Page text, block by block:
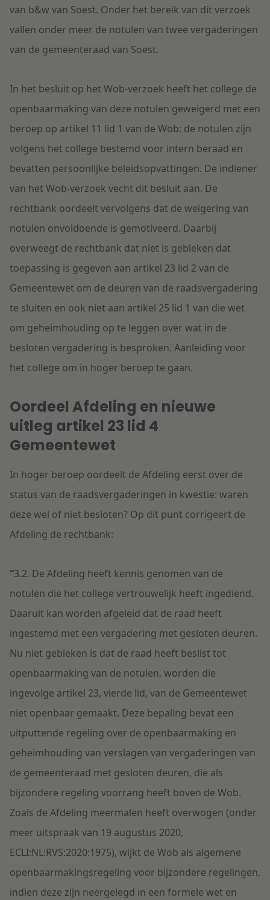
van b&w van Soest. Onder het bereik van dit verzoek
vallen onder meer de notulen van twee vergaderingen
van de gemeenteraad van Soest.
In het besluit op het Wob-verzoek heeft het college de
openbaarmaking van deze notulen geweigerd met een
beroep op artikel 11 lid 1 van de Wob: de notulen zijn
volgens het college bestemd voor intern beraad en
bevatten persoonlijke beleidsopvattingen. De indiener
van het Wob-verzoek vecht dit besluit aan. De
rechtbank oordeelt vervolgens dat de weigering van
notulen onvoldoende is gemotiveerd. Daarbij
overweegt de rechtbank dat niet is gebleken dat
toepassing is gegeven aan artikel 23 lid 2 van de
Gemeentewet om de deuren van de raadsvergadering
te sluiten en ook niet aan artikel 25 lid 1 van die wet
om geheimhouding op te leggen over wat in de
besloten vergadering is besproken. Aanleiding voor
het college om in hoger beroep te gaan.
Oordeel Afdeling en nieuwe
uitleg artikel 23 lid 4
Gemeentewet
In hoger beroep oordeelt de Afdeling eerst over de
status van de raadsvergaderingen in kwestie: waren
deze wel of niet besloten? Op dit punt corrigeert de
Afdeling de rechtbank:
“3.2. De Afdeling heeft kennis genomen van de
notulen die het college vertrouwelijk heeft ingediend.
Daaruit kan worden afgeleid dat de raad heeft
ingestemd met een vergadering met gesloten deuren.
Nu niet gebleken is dat de raad heeft beslist tot
openbaarmaking van de notulen, worden die
ingevolge artikel 23, vierde lid, van de Gemeentewet
niet openbaar gemaakt. Deze bepaling bevat een
uitputtende regeling over de openbaarmaking en
geheimhouding van verslagen van vergaderingen van
de gemeenteraad met gesloten deuren, die als
bijzondere regeling voorrang heeft boven de Wob.
Zoals de Afdeling meermalen heeft overwogen (onder
meer uitspraak van 19 augustus 2020,
ECLI:NL:RVS:2020:1975), wijkt de Wob als algemene
openbaarmakingsregeling voor bijzondere regelingen,
indien deze zijn neergelegd in een formele wet en